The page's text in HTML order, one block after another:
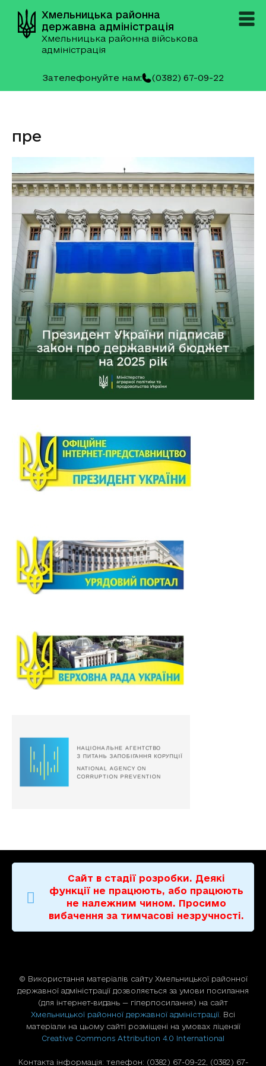
Хмельницька районна
державна адміністрація
Хмельницька районна військова
адміністрація
Зателефонуйте нам: (0382) 67-09-22
пре
Сайт в стадії розробки. Деякі
функції не працюють, або працюють
не належним чином. Просимо
вибачення за тимчасові незручності.
© Використання матерiалiв сайту Хмельницької районної
державної адміністрації дозволяється за умови посилання
(для iнтернет-видань — гiперпосилання) на сайт
Хмельницької районної державної адміністрації . Всі
матеріали на цьому сайті розміщені на умовах ліцензії
Creative Commons Attribution 4.0 International
Контакта інформація: телефон: (0382) 67-09-22, (0382) 67-